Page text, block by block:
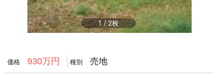
1 /2
価格 930万円 種別 売地